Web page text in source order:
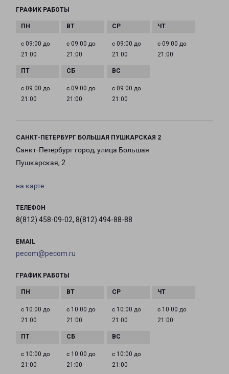
ГРАФИК РАБОТЫ
с 09:00 до
21:00
с 09:00 до
21:00
с 09:00 до
21:00
с 09:00 до
21:00
с 09:00 до
21:00
с 09:00 до
21:00
с 09:00 до
21:00
САНКТ-ПЕТЕРБУРГ БОЛЬШАЯ ПУШКАРСКАЯ 2
Санкт-Петербург город, улица Большая
Пушкарская, 2
на карте
ТЕЛЕФОН
8(812) 458-09-02, 8(812) 494-88-88
EMAIL
pecom@pecom.ru
ГРАФИК РАБОТЫ
с 10:00 до
21:00
с 10:00 до
21:00
с 10:00 до
21:00
с 10:00 до
21:00
с 10:00 до
21:00
с 10:00 до
21:00
с 10:00 до
21:00